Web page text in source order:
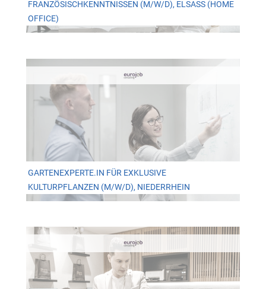
FRANZÖSISCHKENNTNISSEN (M/W/D), ELSASS (HOME
OFFICE)
GARTENEXPERTE.IN FÜR EXKLUSIVE
KULTURPFLANZEN (M/W/D), NIEDERRHEIN